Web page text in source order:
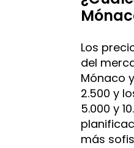
Los
del
Mónaco
2.500 y
5.000 y
más